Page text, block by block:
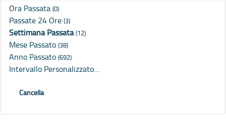
Ora Passata (0)
Passate 24 Ore (3)
Settimana Passata(12)
Mese Passato (38)
Anno Passato (692)
Intervallo Personalizzato…
Cancella